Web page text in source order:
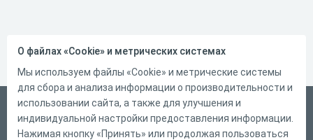
Русский
Справка
О файлах «Cookie» и метрических системах
Мы используем файлы «Cookie» и метрические системы
для сбора и анализа информации о производительности и
использовании сайта, а также для улучшения и
индивидуальной настройки предоставления информации.
Нажимая кнопку «Принять» или продолжая пользоваться